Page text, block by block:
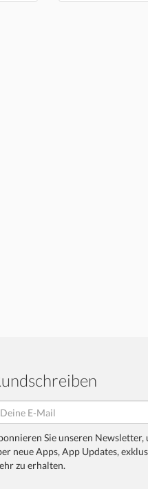
Sie unseren
neue Apps, App Updates,
zu erhalten.